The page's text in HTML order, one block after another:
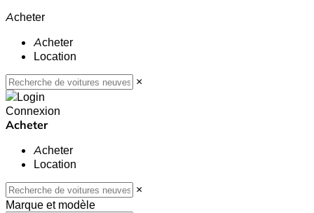
Acheter
Acheter
Location
×
Connexion
Acheter
Acheter
Location
×
Marque et modèle